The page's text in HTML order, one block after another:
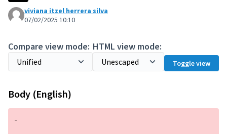
viviana itzel herrera silva
07/02/2025 10:10
Compare view mode: HTML view mode:
Toggle view
Body (English)
-